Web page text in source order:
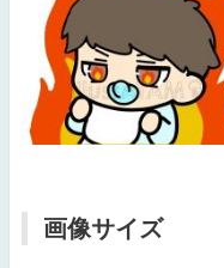
画像サイズ